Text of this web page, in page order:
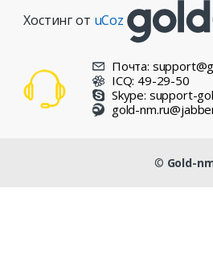
Хостинг от uCoz
Почта:
ICQ: 49-29-50
Skype: support-
gold-
© Gold-